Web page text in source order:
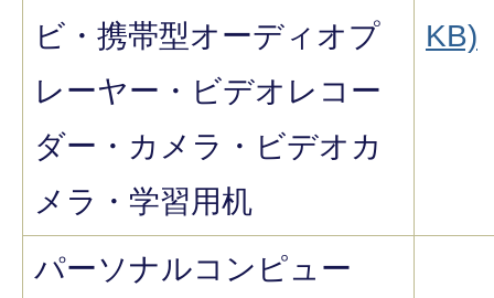
ビ・携帯型オーディオプ
レーヤー・ビデオレコー
ダー・カメラ・ビデオカ
メラ・学習用机
KB)
パーソナルコンピュー